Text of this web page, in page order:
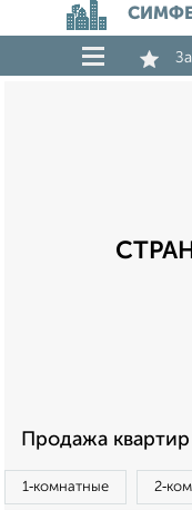
Продажа
1‑комнатные